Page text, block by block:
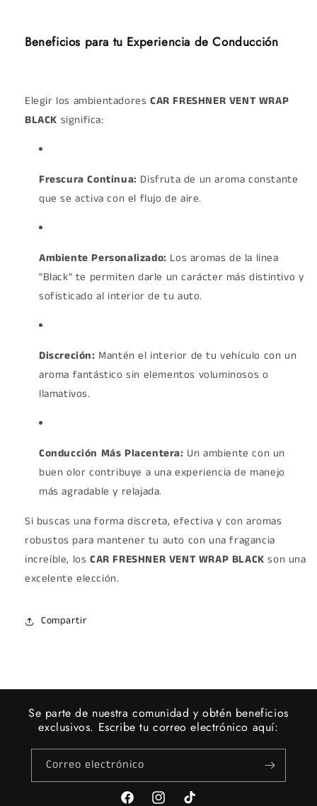
Beneficios para tu Experiencia de Conducción
Elegir los ambientadores CAR FRESHNER VENT WRAP
BLACK significa:
Frescura Continua: Disfruta de un aroma constante
que se activa con el flujo de aire.
Ambiente Personalizado: Los aromas de la línea
"Black" te permiten darle un carácter más distintivo y
sofisticado al interior de tu auto.
Discreción: Mantén el interior de tu vehículo con un
aroma fantástico sin elementos voluminosos o
llamativos.
Conducción Más Placentera: Un ambiente con un
buen olor contribuye a una experiencia de manejo
más agradable y relajada.
Si buscas una forma discreta, efectiva y con aromas
robustos para mantener tu auto con una fragancia
increíble, los CAR FRESHNER VENT WRAP BLACK son una
excelente elección.
Compartir
Se parte de nuestra comunidad y obtén beneficios
exclusivos. Escribe tu correo electrónico aquí:
Correo electrónico